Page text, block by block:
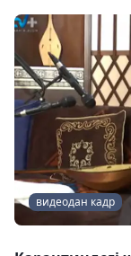
видеодан кадр